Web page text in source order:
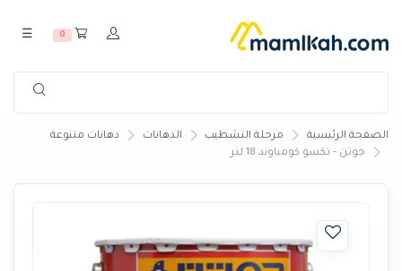
0
☰
الصفحة الرئيسية مرحلة التشطيب الدهانات
دهانات متنوعة
جوتن - تكسو كومباوند 18 لتر